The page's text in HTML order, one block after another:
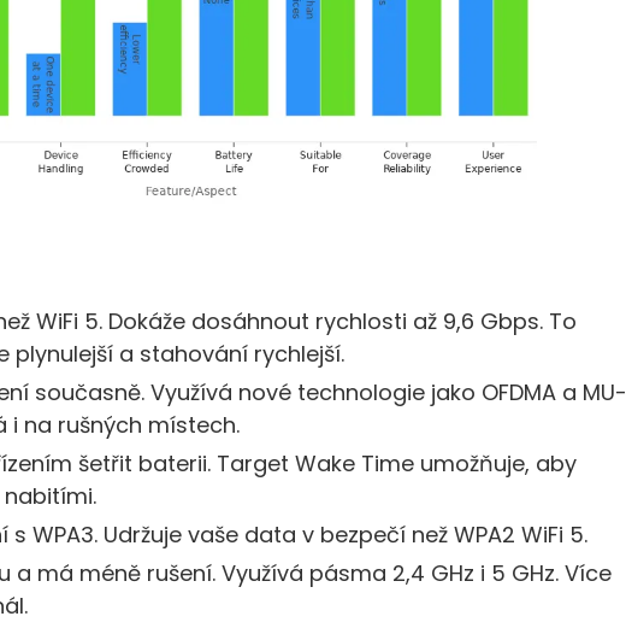
WiFi 5. Dokáže dosáhnout rychlosti až 9,6 Gbps. To
plynulejší a stahování rychlejší.
současně. Využívá nové technologie jako OFDMA a MU-
i na rušných místech.
šetřit baterii. Target Wake Time umožňuje, aby
WPA3. Udržuje vaše data v bezpečí než WPA2 WiFi 5.
má méně rušení. Využívá pásma 2,4 GHz i 5 GHz. Více